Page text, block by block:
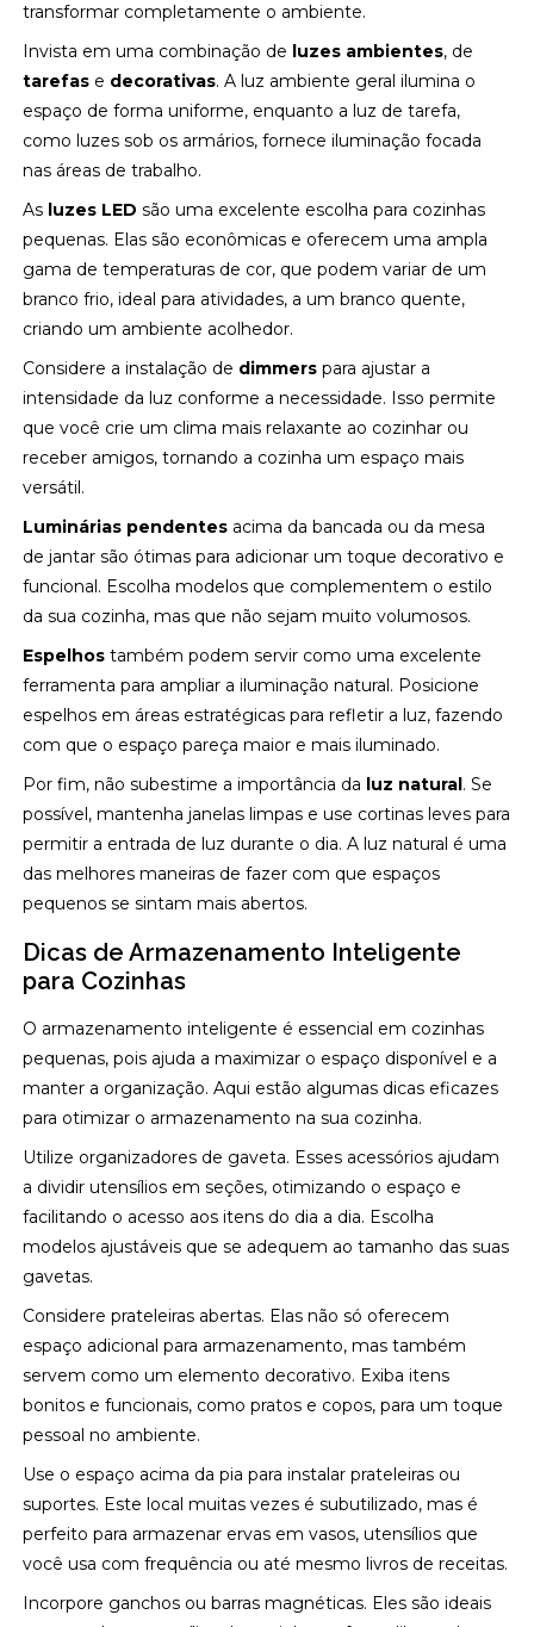
transformar completamente o ambiente.
Invista em uma combinação de luzes ambientes, de
tarefas e decorativas. A luz ambiente geral ilumina o
espaço de forma uniforme, enquanto a luz de tarefa,
como luzes sob os armários, fornece iluminação focada
nas áreas de trabalho.
As luzes LED são uma excelente escolha para cozinhas
pequenas. Elas são econômicas e oferecem uma ampla
gama de temperaturas de cor, que podem variar de um
branco frio, ideal para atividades, a um branco quente,
criando um ambiente acolhedor.
Considere a instalação de dimmers para ajustar a
intensidade da luz conforme a necessidade. Isso permite
que você crie um clima mais relaxante ao cozinhar ou
receber amigos, tornando a cozinha um espaço mais
versátil.
Luminárias pendentes acima da bancada ou da mesa
de jantar são ótimas para adicionar um toque decorativo e
funcional. Escolha modelos que complementem o estilo
da sua cozinha, mas que não sejam muito volumosos.
Espelhos também podem servir como uma excelente
ferramenta para ampliar a iluminação natural. Posicione
espelhos em áreas estratégicas para refletir a luz, fazendo
com que o espaço pareça maior e mais iluminado.
Por fim, não subestime a importância da luz natural. Se
possível, mantenha janelas limpas e use cortinas leves para
permitir a entrada de luz durante o dia. A luz natural é uma
das melhores maneiras de fazer com que espaços
pequenos se sintam mais abertos.
Dicas de Armazenamento Inteligente
para Cozinhas
O armazenamento inteligente é essencial em cozinhas
pequenas, pois ajuda a maximizar o espaço disponível e a
manter a organização. Aqui estão algumas dicas eficazes
para otimizar o armazenamento na sua cozinha.
Utilize organizadores de gaveta. Esses acessórios ajudam
a dividir utensílios em seções, otimizando o espaço e
facilitando o acesso aos itens do dia a dia. Escolha
modelos ajustáveis que se adequem ao tamanho das suas
gavetas.
Considere prateleiras abertas. Elas não só oferecem
espaço adicional para armazenamento, mas também
servem como um elemento decorativo. Exiba itens
bonitos e funcionais, como pratos e copos, para um toque
pessoal no ambiente.
Use o espaço acima da pia para instalar prateleiras ou
suportes. Este local muitas vezes é subutilizado, mas é
perfeito para armazenar ervas em vasos, utensílios que
você usa com frequência ou até mesmo livros de receitas.
Incorpore ganchos ou barras magnéticas. Eles são ideais